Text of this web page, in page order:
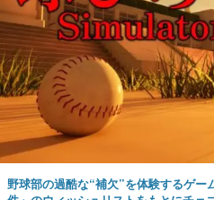
野球部の過酷な“補欠”を体験するゲ
件」のウィッシュリストをもとにチ
グダム・カム』開発元やチェコのプ
4